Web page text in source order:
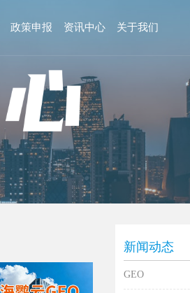
政策申报 资讯中心 关于我们
新闻动态
GEO